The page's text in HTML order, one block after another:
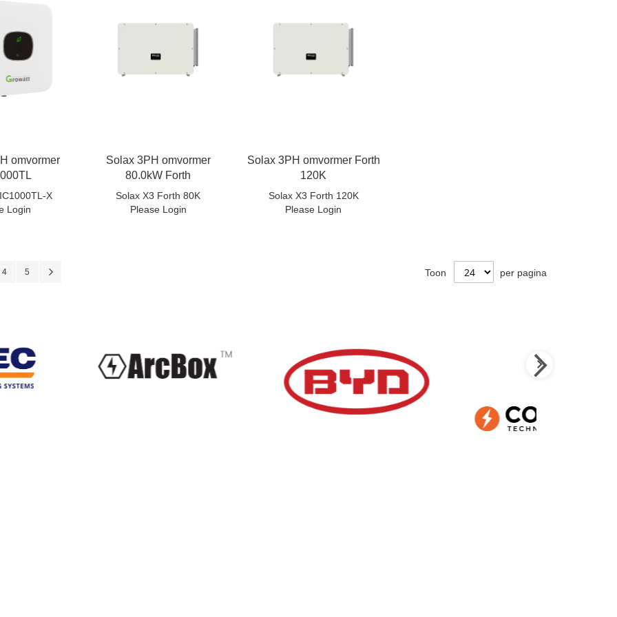
omvormer
X
Login
Solax 3PH omvormer
80.0kW Forth
Solax X3 Forth 80K
Please Login
Solax 3PH omvormer Forth
120K
Solax X3 Forth 120K
Please Login
pagina
Pagina
4 Pagina
5 Toon per pagina